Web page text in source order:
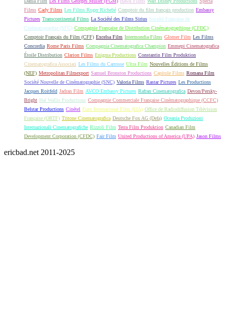
Films Cady Films Les Films Roger Richebé Comptoir du film français production Embassy
Pictures Transcontinental Films La Société des Films Sirius Société Française de
Cinématographie (SFC) Compagnie Française de Distribution Cinématographique (CFDC)
Comptoir Français du Film (CFF) Excelsa Film Intermondia Films Glomer Film Les Films
Concordia Rome Paris Films Compagnia Cinematografica Champion Emmepi Cinematografica
Étoile Distribution Clarion Films Enigma Productions Constantin Film Produktion
Cinematografica Associati Les Films du Carrosse Ultra Film Nouvelles Éditions de Films
(NEF) Metropolitan Filmexport Samuel Bronston Productions Capitole Films Romana Film
Société Nouvelle de Cinématographie (SNC) Valoria Films Rastar Pictures Les Productions
Jacques Roitfeld Jadran Film AVCO Embassy Pictures Rafran Cinematografica Devon/Persky-
Bright Hal Wallis Productions Compagnie Commerciale Française Cinématographique (CCFC)
Belstar Productions Cinétel Euro International Film (EIA) Office de Radiodiffusion Télévision
Française (ORTF) Tritone Cinematografica Deutsche Fox AG (Defa) Oceania Produzioni
Internazionali Cinematografiche Rizzoli Film Terra Film Produktion Canadian Film
Development Corporation (CFDC) Fair Film United Productions of America (UPA) Jason Films
ericbad.net 2011-2025